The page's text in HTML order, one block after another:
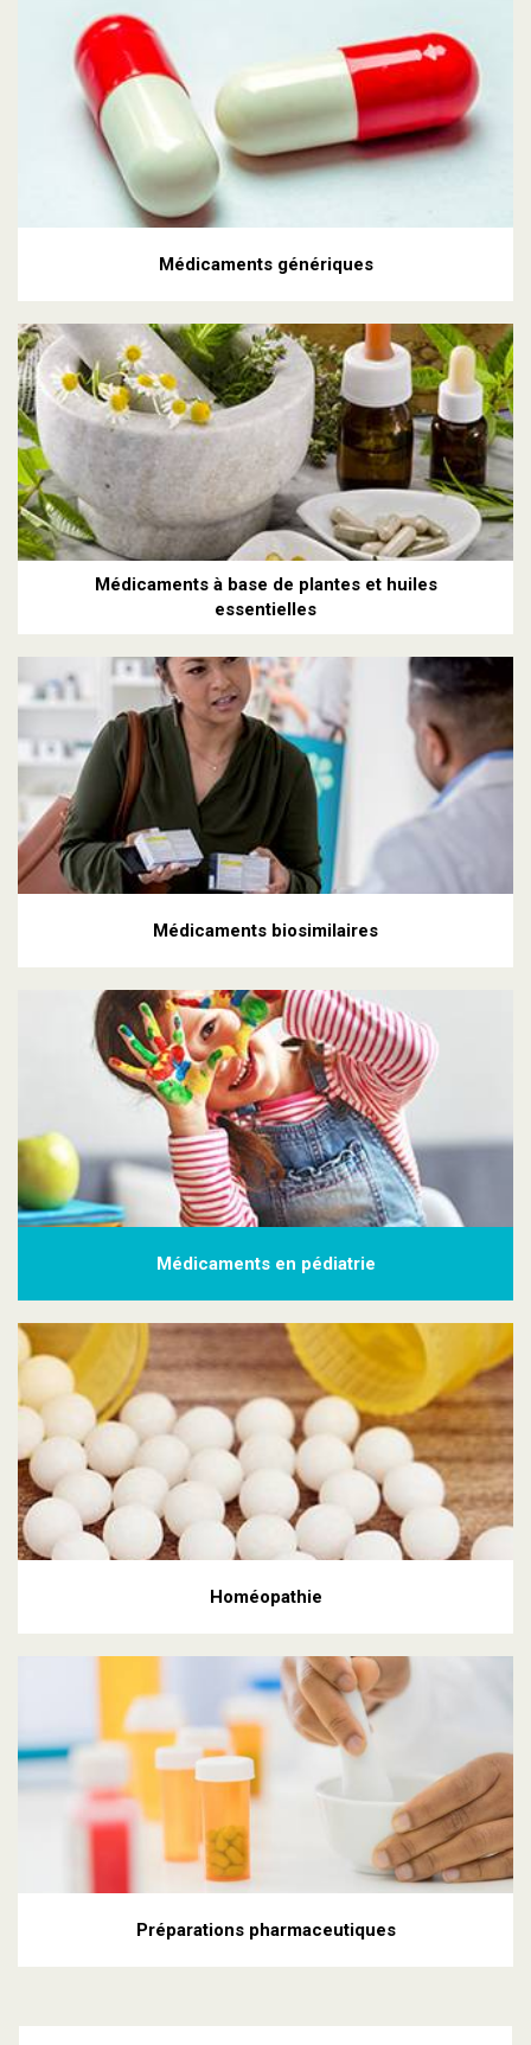
Médicaments génériques
Médicaments à base de plantes et huiles
essentielles
Médicaments biosimilaires
Médicaments en pédiatrie
Homéopathie
Préparations pharmaceutiques